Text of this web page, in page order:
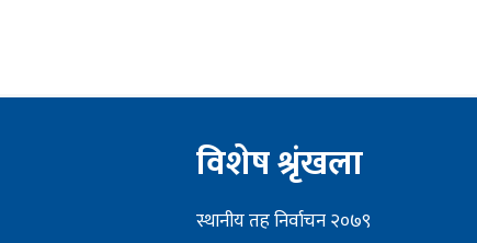
विशेष श्रृंखला
स्थानीय तह निर्वाचन २०७९